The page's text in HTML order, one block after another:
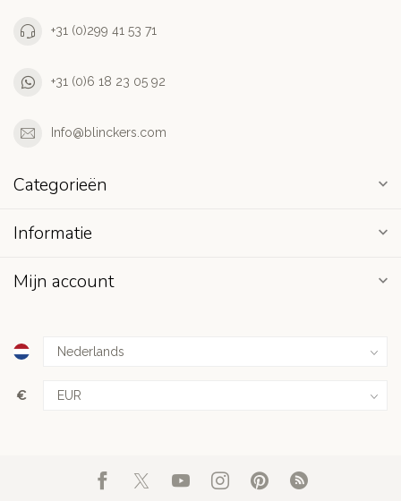
+31 (0)299 41 53 71
+31 (0)6 18 23 05 92
Info@blinckers.com
Categorieën
Informatie
Mijn account
€